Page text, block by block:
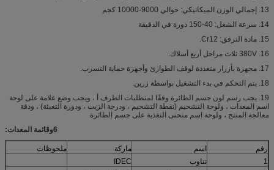
13. إجمالي الوزن الميكانيكي: حوالي 9000-10000 كجم
14. سرعة الشغل: 40-150 دورة في الدقيقة
15. مادة الترقق: Cr12.
16. 380V ثلاث مراحل أربع أسلاك.
17. مجهزة بأزرار متعددة لوقف الطوارئ وأجهزة حماية التسرب.
18. يتم التحكم في بدء التشغيل بواسطة زرين.
19. يجب رسم لون جسم الطائرة وفقًا لمتطلبات الطرف أ ، ويجب وضع علامة على لوحة
اسم المعدات ، ولوحة التشحيم (نقطة التشحيم ، ودرجة الزيت ، ودورة التعبئة) ، ودقة
معالجة المنتج ، ولوحة اسم منحنى التغذية على جسم الطائرة
6وقائمة المعدات:
رقم اسم ماركة
ملحوظات
1
تناوب
IDEC